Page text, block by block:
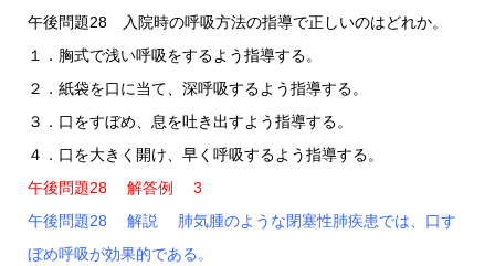
午後問題28 入院時の呼吸方法の指導で正しいのはどれか。
１．胸式で浅い呼吸をするよう指導する。
２．紙袋を口に当て、深呼吸するよう指導する。
３．口をすぼめ、息を吐き出すよう指導する。
４．口を大きく開け、早く呼吸するよう指導する。
午後問題28 解答例 3
午後問題28 解説 肺気腫のような閉塞性肺疾患では、口す
ぼめ呼吸が効果的である。